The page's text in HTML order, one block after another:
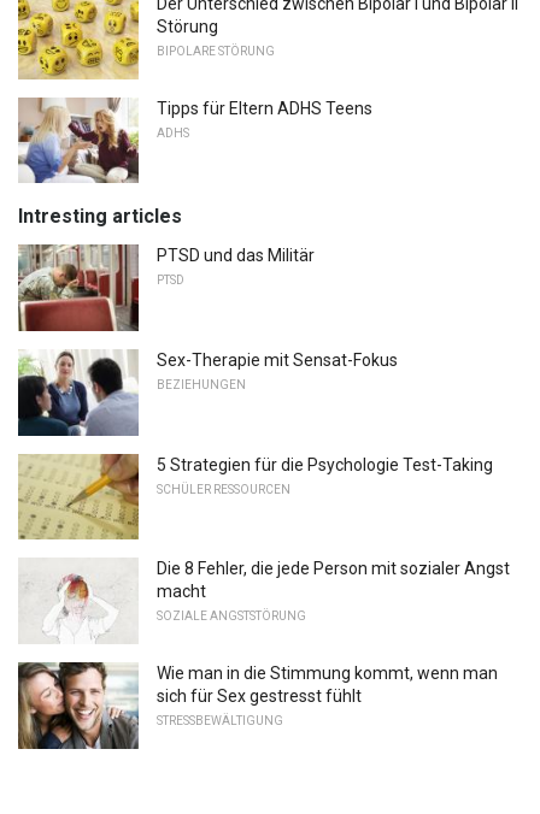
Störung
BIPOLARE STÖRUNG
Tipps für Eltern ADHS Teens
ADHS
Intresting articles
PTSD und das Militär
PTSD
Sex-Therapie mit Sensat-Fokus
BEZIEHUNGEN
5 Strategien für die Psychologie Test-Taking
SCHÜLER RESSOURCEN
Die 8 Fehler, die jede Person mit sozialer Angst
macht
SOZIALE ANGSTSTÖRUNG
Wie man in die Stimmung kommt, wenn man
sich für Sex gestresst fühlt
STRESSBEWÄLTIGUNG